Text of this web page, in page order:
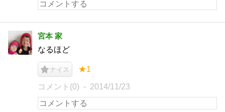
宮本 家
なるほど
ナイス ★1
コメント(0) 2014/11/23